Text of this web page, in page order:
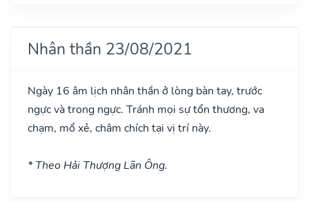
Nhân thần 23/08/2021
Ngày 16 âm lịch nhân thần ở lòng bàn tay, trước
ngực và trong ngực. Tránh mọi sự tổn thương, va
chạm, mổ xẻ, châm chích tại vị trí này.
* Theo Hải Thượng Lãn Ông.